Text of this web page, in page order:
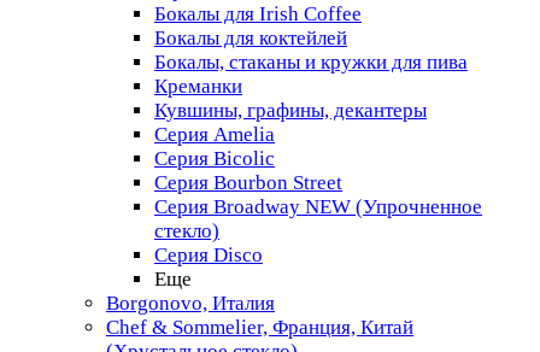
Бокалы для Irish Coffee
Бокалы для коктейлей
Бокалы, стаканы и кружки для пива
Креманки
Кувшины, графины, декантеры
Серия Amelia
Серия Bicolic
Серия Bourbon Street
Серия Broadway NEW (Упрочненное
стекло)
Серия Disco
Еще
Borgonovo, Италия
Chef & Sommelier, Франция, Китай